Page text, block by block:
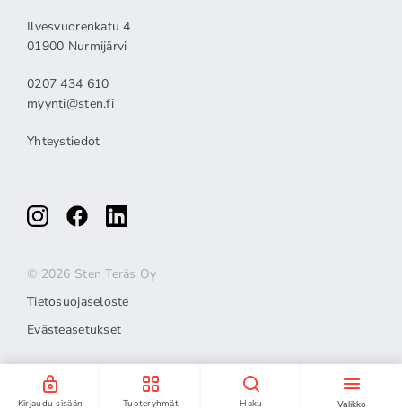
Kirjaudu sisään Tuoteryhmät Haku Valikko
Ilvesvuorenkatu 4
01900 Nurmijärvi
0207 434 610
myynti@sten.fi
Yhteystiedot
© 2026 Sten Teräs Oy
Tietosuojaseloste
Evästeasetukset